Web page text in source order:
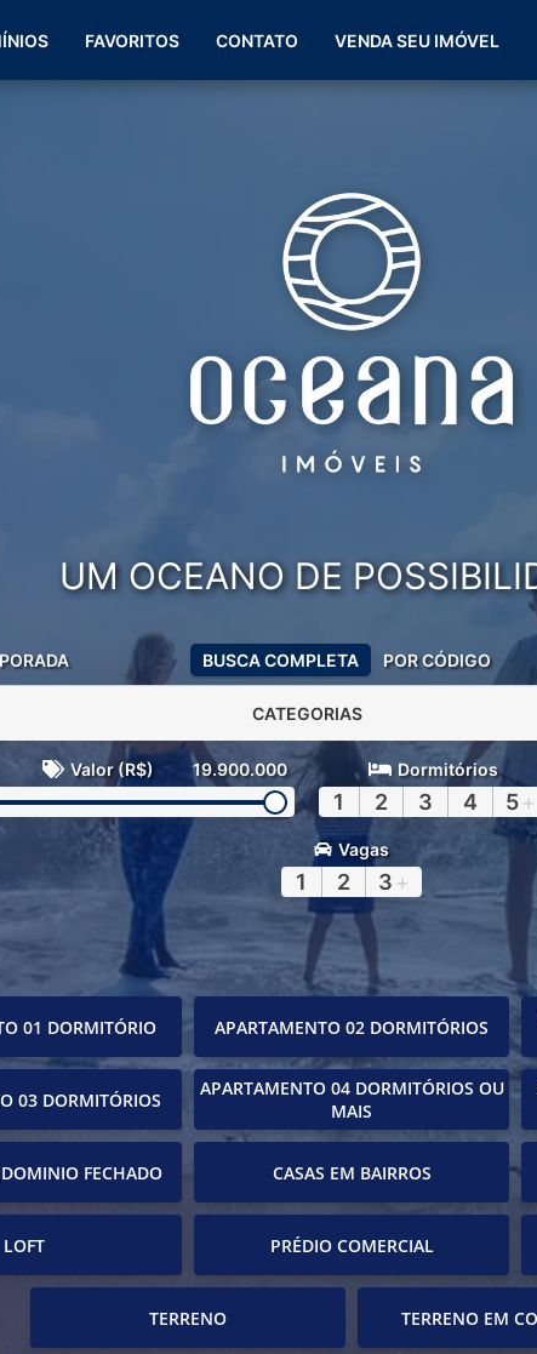
(51) 99266-0060
FAVORITOS CONTATO VENDA SEU IMÓVEL
UM OCEANO DE
BUSCA COMPLETA POR CÓDIGO
CATEGORIAS
Valor (R$) 19.900.000 Dormitórios
1 2 3 4 5+
Vagas
1 2 3 +
01 DORMITÓRIO APARTAMENTO 02 DORMITÓRIOS
03 DORMITÓRIOS
APARTAMENTO 04 DORMITÓRIOS OU
MAIS
FECHADO CASAS EM BAIRROS
LOFT PRÉDIO COMERCIAL
TERRENO TERRENO EM